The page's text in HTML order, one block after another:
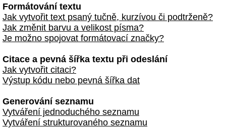
Formátování textu
Jak vytvořit text psaný tučně, kurzívou či podtrženě?
Jak změnit barvu a velikost písma?
Je možno spojovat formátovací značky?
Citace a pevná šířka textu při odeslání
Jak vytvořit citaci?
Výstup kódu nebo pevná šířka dat
Generování seznamu
Vytváření jednoduchého seznamu
Vytváření strukturovaného seznamu